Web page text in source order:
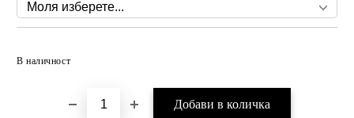
В наличност